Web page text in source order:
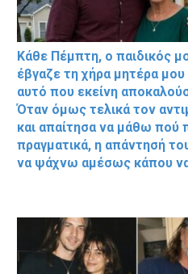
Κάθε Πέμπτη, ο παιδικός
έβγαζε τη χήρα μητέρα μου
αυτό που εκείνη
Όταν όμως τελικά τον
και απαίτησα να μάθω πού
πραγματικά, η απάντησή
να ψάχνω αμέσως κάπου